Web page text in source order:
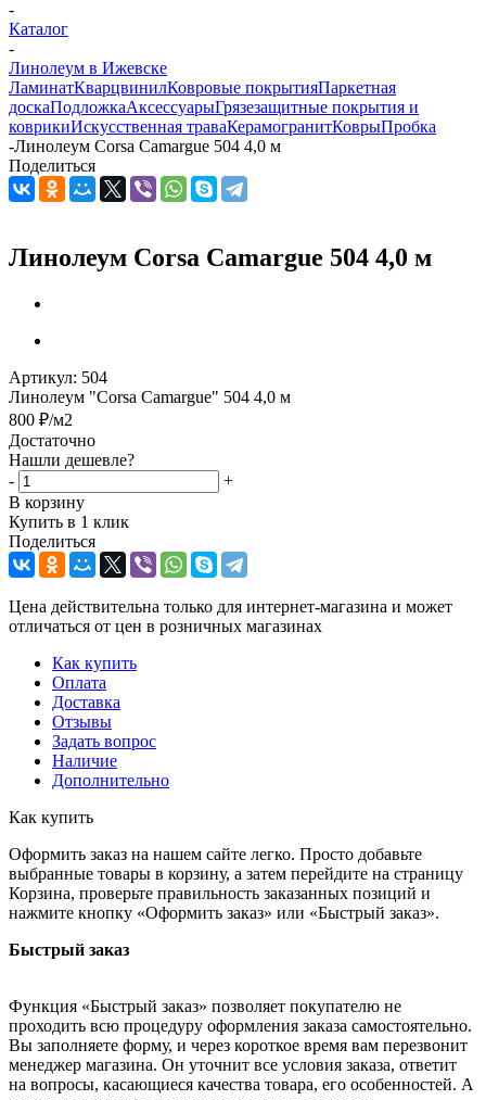
-
Каталог
-
Линолеум в Ижевске
ЛаминатКварцвинилКовровые покрытияПаркетная
доскаПодложкаАксессуарыГрязезащитные покрытия и
коврикиИскусственная траваКерамогранитКоврыПробка
-Линолеум Corsa Camargue 504 4,0 м
Поделиться
Линолеум Corsa Camargue 504 4,0 м
Артикул: 504
Линолеум "Corsa Camargue" 504 4,0 м
800 ₽/м2
Достаточно
Нашли дешевле?
-
+
В корзину
Купить в 1 клик
Поделиться
Цена действительна только для интернет-магазина и может
отличаться от цен в розничных магазинах
Как купить
Оплата
Доставка
Отзывы
Задать вопрос
Наличие
Дополнительно
Как купить
Оформить заказ на нашем сайте легко. Просто добавьте
выбранные товары в корзину, а затем перейдите на страницу
Корзина, проверьте правильность заказанных позиций и
нажмите кнопку «Оформить заказ» или «Быстрый заказ».
Быстрый заказ
Функция «Быстрый заказ» позволяет покупателю не
проходить всю процедуру оформления заказа самостоятельно.
Вы заполняете форму, и через короткое время вам перезвонит
менеджер магазина. Он уточнит все условия заказа, ответит
на вопросы, касающиеся качества товара, его особенностей. А